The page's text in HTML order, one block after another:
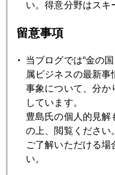
あおぞら銀行、大和証
ＮＹ金、２３６０ドルま
2024年05月09日
衝撃のニュース！マガ
2024年05月08日
い。得意分野はスキ
留意事項
当ブログでは“金の
属ビジネスの最新事
事象について、分か
しています。
豊島氏の個人的見解
の上、閲覧ください。
ご了解いただける場
い。